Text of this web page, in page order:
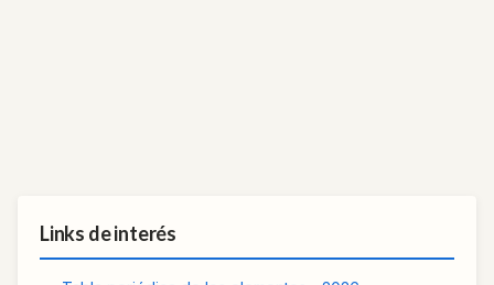
Links de interés